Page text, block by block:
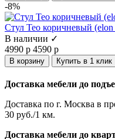
-8%
Стул Тео коричневый
В наличии ✓
4990 р 4590 р
В корзину Купить в 1 клик
Доставка мебели до
Доставка по г. Москва в
30 руб./1 км.
Доставка мебели до